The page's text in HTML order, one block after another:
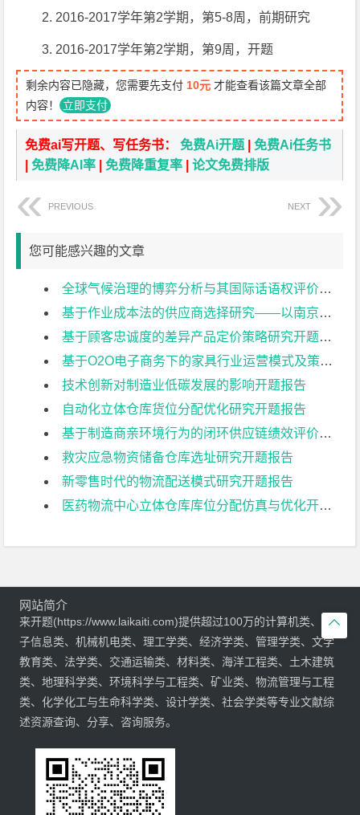
2. 2016-2017学年第2学期，第5-8周，前期研究
3. 2016-2017学年第2学期，第9周，开题
剩余内容已隐藏，您需要先支付 10元 才能查看该篇文章全部
内容！ 立即支付
免费ai写开题、写任务书：免费Ai开题 |免费Ai任务书
|免费降AI率 |免费降重复率 |论文免费排版
PREVIOUS NEXT
您可能感兴趣的文章
全球气候治理的博弈分析与其国际话语权评价研究开题报告
基于作业成本法的供应商选择研究——以南京日托光伏科技有限公司为例开题报告
基于顾客忠诚度的差异产品定价策略研究开题报告
基于O2O电子商务下的家具行业运营模式及策略研究开题报告
技术创新对制造业低碳发展的影响开题报告
自动化立体仓库货位分配优化研究开题报告
基于制造商亲环境行为的闭环供应链绩效评价研究开题报告
救灾应急物资储备仓库选址研究开题报告
新零售时代的物流配送模式研究开题报告
医药物流中心立体仓库库位分配仿真与优化开题报告

网站简介
来开题(https://www.laikaiti.com)提供超过100万的计算机类、电
子信息类、机械机电类、理工学类、经济学类、管理学类、文学
教育类、法学类、交通运输类、材料类、海洋工程类、土木建筑
类、地理科学类、环境科学与工程类、矿业类、物流管理与工程
类、化学化工与生命科学类、设计学类、社会学类等专业文献综
述资源查询、分享、咨询服务。